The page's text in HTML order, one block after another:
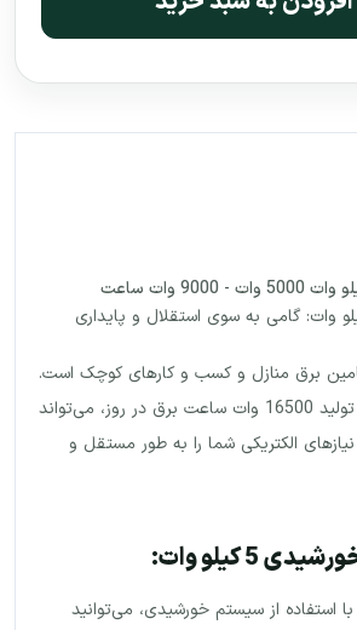
برق منازل و کسب و کارهای کوچک است.
این سیستم با ظرفیت تولید 16500 وات ساعت برق در روز، می‌تواند
الکتریکی شما را به طور مستقل و
5 کیلو وات:
استفاده از سیستم خورشیدی، می‌توانید